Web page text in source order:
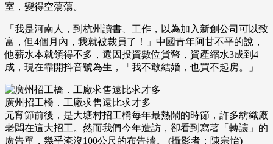
室，變得空蕩蕩。
「我是河南人，到杭州讀書、工作，以為加入新創公司可以致
富，但4個月內，我就被裁員了！」中國青年阿甘不平的說，
他薪水本就領得不多，還因投資數位貨幣，資產縮水3成到4
成，現在靠開抖音號為生，「我不敢結婚，也買不起房。」
廣州招工橋．工廠求售遠比求才多
元宵節前後，是大塘村招工橋每年最熱鬧的時節，許多紡織廠
老闆在這大招工。然而我們今年造訪，卻看到寫著「轉讓」的
廣告單，幾乎淹沒100公尺的布告牆。 (攝影者：陳宗怡)